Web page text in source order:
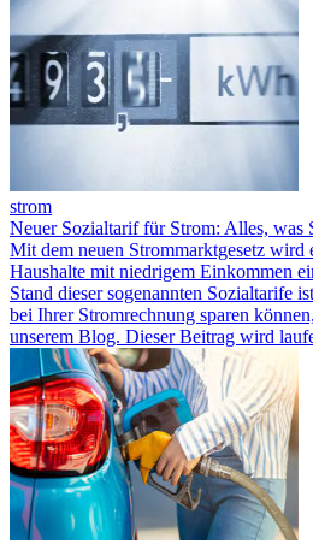
strom
Neuer Sozialtarif für Strom: Alles, was
Mit dem neuen Strommarktgesetz wird
Haushalte mit niedrigem Einkommen
Stand dieser sogenannten Sozialtarife
bei Ihrer Stromrechnung sparen
unserem Blog. Dieser Beitrag wird